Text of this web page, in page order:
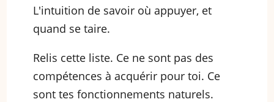
L'intuition de savoir où appuyer, et
quand se taire.
Relis cette liste. Ce ne sont pas des
compétences à acquérir pour toi. Ce
sont tes fonctionnements naturels.